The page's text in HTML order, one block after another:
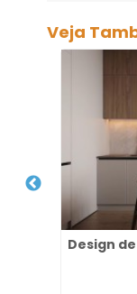
Veja
Design